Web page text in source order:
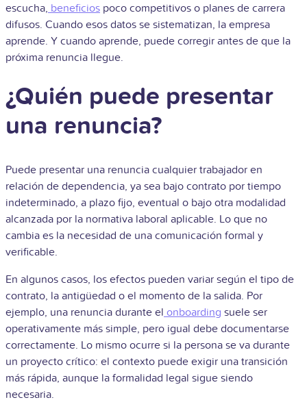
escucha, beneficios poco competitivos o planes de carrera
difusos. Cuando esos datos se sistematizan, la empresa
aprende. Y cuando aprende, puede corregir antes de que la
próxima renuncia llegue.
¿Quién puede presentar
una renuncia?
Puede presentar una renuncia cualquier trabajador en
relación de dependencia, ya sea bajo contrato por tiempo
indeterminado, a plazo fijo, eventual o bajo otra modalidad
alcanzada por la normativa laboral aplicable. Lo que no
cambia es la necesidad de una comunicación formal y
verificable.
En algunos casos, los efectos pueden variar según el tipo de
contrato, la antigüedad o el momento de la salida. Por
ejemplo, una renuncia durante el onboarding suele ser
operativamente más simple, pero igual debe documentarse
correctamente. Lo mismo ocurre si la persona se va durante
un proyecto crítico: el contexto puede exigir una transición
más rápida, aunque la formalidad legal sigue siendo
necesaria.